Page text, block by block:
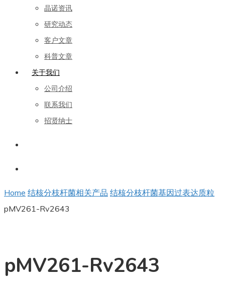
晶诺资讯
研究动态
客户文章
科普文章
关于我们
公司介绍
联系我们
招贤纳士
Home 结核分枝杆菌相关产品 结核分枝杆菌基因过表达质粒
pMV261-Rv2643
pMV261-Rv2643